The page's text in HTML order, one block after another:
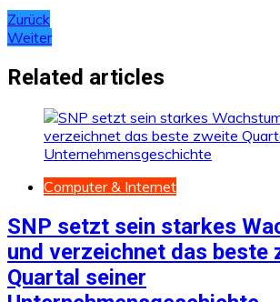
Beitragsnavigation
Zurück
Weiter
Related articles
Computer & Internet
SNP setzt sein starkes
und verzeichnet das beste
Quartal seiner